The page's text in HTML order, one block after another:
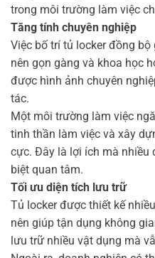
trong môi trường làm việc
Tăng tính chuyên nghiệp
Việc bố trí tủ locker đồng
nên gọn gàng và khoa học
được hình ảnh chuyên
tác.
Một môi trường làm việc
tinh thần làm việc và xây
cực. Đây là lợi ích mà nhiều
biệt quan tâm.
Tối ưu diện tích lưu trữ
Tủ locker được thiết kế
nên giúp tận dụng không
lưu trữ nhiều vật dụng mà